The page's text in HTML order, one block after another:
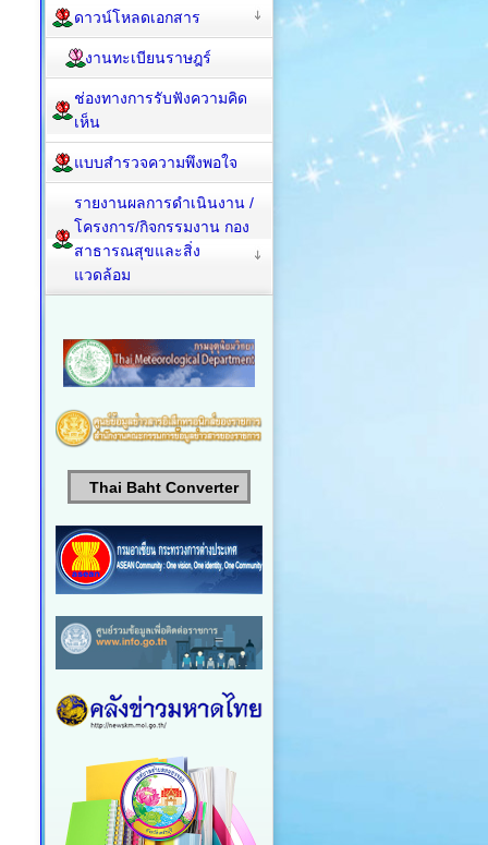
ดาวน์โหลดเอกสาร
งานทะเบียนราษฎร์
ช่องทางการรับฟังความคิด
เห็น
แบบสำรวจความพึงพอใจ
รายงานผลการดำเนินงาน /
โครงการ/กิจกรรมงาน กอง
สาธารณสุขและสิ่ง
แวดล้อม
Thai Baht Converter